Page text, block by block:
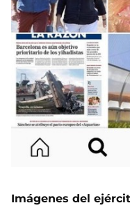
Imágenes del